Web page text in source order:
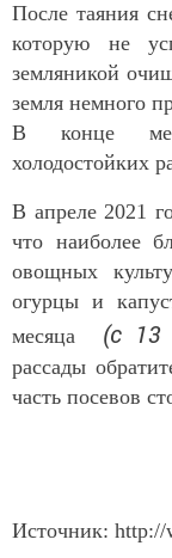
После таяния
которую не
земляникой
земля немного
В конце
холодостойких
В апреле 2021
что наиболее
овощных
огурцы и
месяца (с 13
рассады
часть посевов
Источник: http://